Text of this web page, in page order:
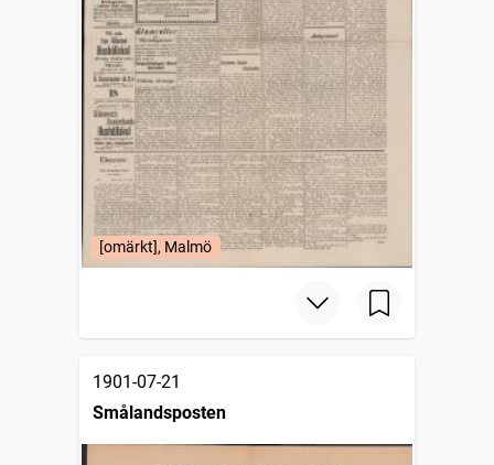
[omärkt], Malmö
1901-07-21
Smålandsposten